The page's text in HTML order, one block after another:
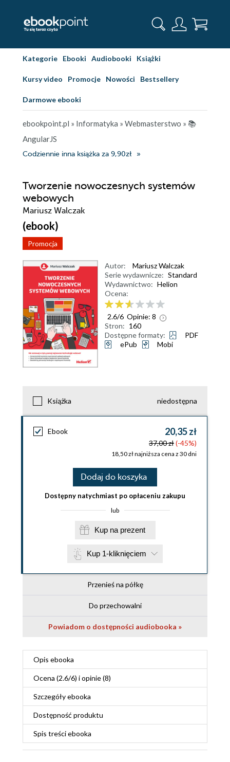
Kategorie Ebooki Audiobooki Książki
Kursy video Promocje Nowości Bestsellery
Darmowe ebooki
ebookpoint.pl » Informatyka » Webmasterstwo » 📚
AngularJS
Codziennie inna książka za 9,90zł
Tworzenie nowoczesnych systemów
webowych
Mariusz Walczak
(ebook)
Promocja
Autor:
Mariusz Walczak
Serie wydawnicze: Standard
Wydawnictwo: Helion
Ocena:
2.6/6 Opinie: 8
Stron: 160
Dostępne formaty:
PDF
ePub
Mobi
Książka niedostępna
Ebook 20,35 zł
37,00 zł(-45%)
18,50 zł najniższa cena z 30 dni
Dodaj do koszyka
Dostępny natychmiast po opłaceniu zakupu
lub
Kup na prezent
Kup 1-kliknięciem
Przenieś na półkę
Do przechowalni
Powiadom o dostępności audiobooka »
Opis ebooka
Ocena (2.6/6) i opinie (8)
Szczegółyebooka
Dostępność produktu
Spis treściebooka